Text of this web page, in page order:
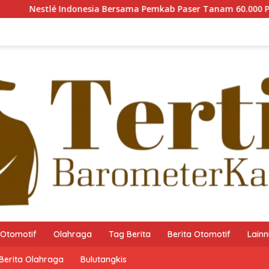
Bersama Pemkab Paser Tanam 60.000 Pohon Mangrove
Otomotif Olahraga Tag Berita Berita Otomotif
Olahraga Bulutangkis